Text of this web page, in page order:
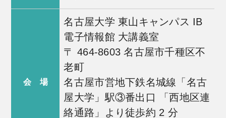
会 場
名古屋大学 東山キャンパス IB
電子情報館 大講義室
〒 464-8603 名古屋市千種区不
老町
名古屋市営地下鉄名城線「名古
屋大学」駅③番出口 「西地区連
絡通路」より徒歩約 2 分